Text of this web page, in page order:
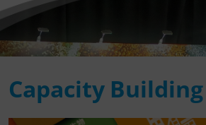
Capacity Building